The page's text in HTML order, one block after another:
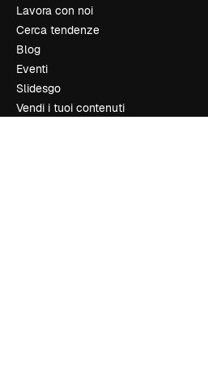
Lavora con noi
Cerca tendenze
Blog
Eventi
Slidesgo
Vendi i tuoi contenuti